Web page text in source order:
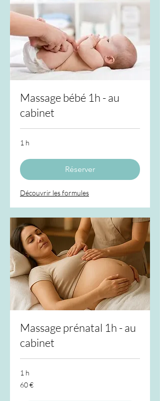
Massage bébé 1h - au
cabinet
1 h
Réserver
Découvrir les formules
Massage prénatal 1h - au
cabinet
1 h
60
euros
60 €